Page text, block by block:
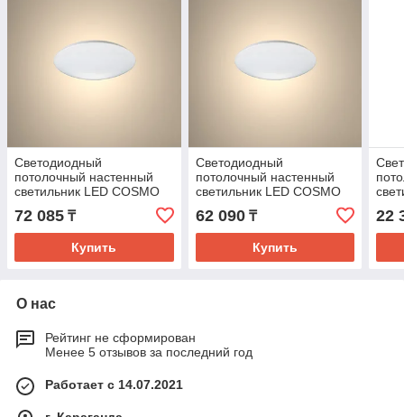
Светодиодный
потолочный настенный
светильник LED COSMO
80W Dimmable с пультом
3000K-6000K
72 085 ₸
Купить
Светодиодный
потолочный настенный
светильник LED COSMO
80W 5000K
62 090₸
Купить
22
О нас
Рейтинг не сформирован
Менее 5 отзывов за последний год
Работает с 14.07.2021